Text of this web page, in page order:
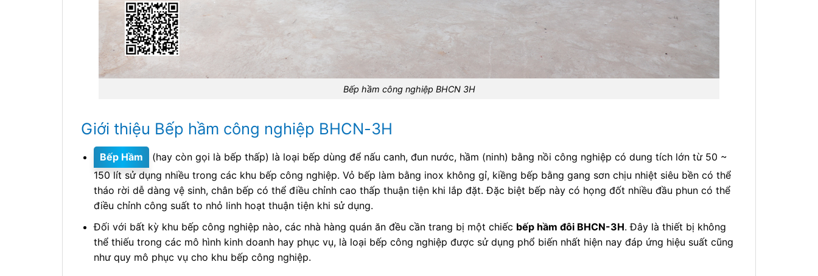
Bếp hầm công nghiệp BHCN 3H
Giới thiệu Bếp hầm công nghiệp BHCN-3H
Bếp Hầm
(hay còn gọi là bếp thấp) là loại bếp dùng để nấu canh, đun nước, hầm (ninh) bằng nồi công nghiệp có dung tích lớn từ 50 ~
150 lít sử dụng nhiều trong các khu bếp công nghiệp. Vỏ bếp làm bằng inox không gỉ, kiềng bếp bằng gang sơn chịu nhiệt siêu bền có thể
tháo rời dễ dàng vệ sinh, chân bếp có thể điều chỉnh cao thấp thuận tiện khi lắp đặt. Đặc biệt bếp này có họng đốt nhiều đầu phun có thể
điều chỉnh công suất to nhỏ linh hoạt thuận tiện khi sử dụng.
Đối với bất kỳ khu bếp công nghiệp nào, các nhà hàng quán ăn đều cần trang bị một chiếc bếp hầm đôi BHCN-3H. Đây là thiết bị không
thể thiếu trong các mô hình kinh doanh hay phục vụ, là loại bếp công nghiệp được sử dụng phổ biến nhất hiện nay đáp ứng hiệu suất cũng
như quy mô phục vụ cho khu bếp công nghiệp.